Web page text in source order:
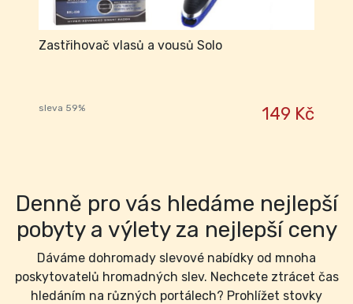
Zastřihovač vlasů a vousů Solo
sleva 59% 149 Kč
Denně pro vás hledáme nejlepší
pobyty a výlety za nejlepší ceny
Dáváme dohromady slevové nabídky od mnoha
poskytovatelů hromadných slev. Nechcete ztrácet čas
hledáním na různých portálech? Prohlížet stovky